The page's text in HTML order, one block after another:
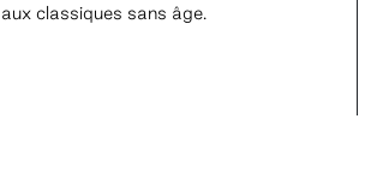
aux classiques sans âge.